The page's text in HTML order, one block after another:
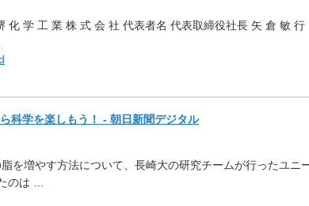
化 学 工 業 株 式 会 社 代表者名 代表取締役社長 矢 倉 敏 行
科学を楽しもう！ - 朝日新聞デジタル
を増やす方法について、 長崎大の研究チームが行ったユニ
のは …